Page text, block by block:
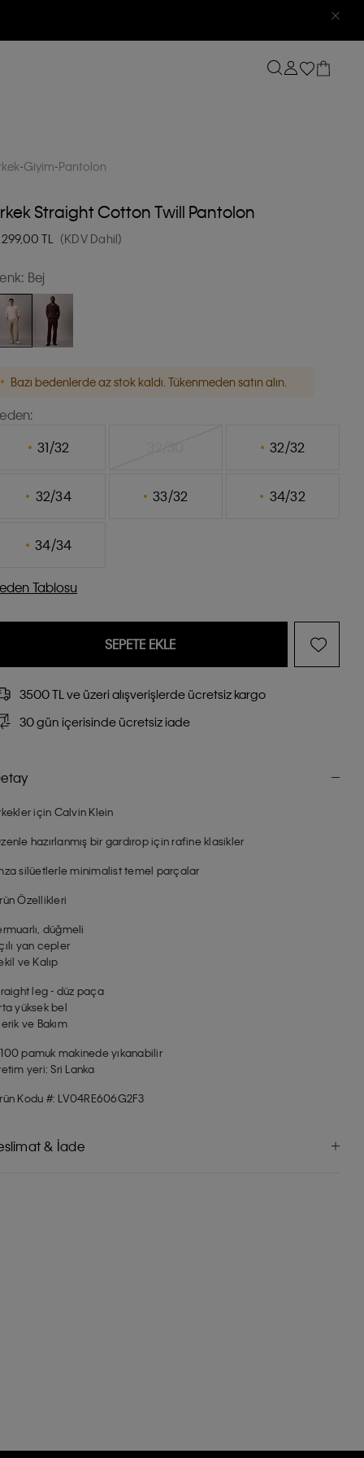
Giyim Pantolon
Straight Cotton Twill Pantolon
TL (KDV Dahil)
Bej
Bazı bedenlerde az stok kaldı. Tükenmeden satın alın.
31/32
32/32
32/34 33/32 34/32
34/34
Tablosu
SEPETE EKLE
3500 TL ve üzeri alışverişlerde ücretsiz kargo
30 gün içerisinde ücretsiz iade
için Calvin Klein
hazırlanmış bir gardırop için rafine klasikler
silüetlerle minimalist temel parçalar
Özellikleri
düğmeli
yan cepler
ve Kalıp
leg - düz paça
yüksek bel
ve Bakım
pamuk makinede yıkanabilir
yeri: Sri Lanka
Kodu #: LV04RE606G2F3
& İade